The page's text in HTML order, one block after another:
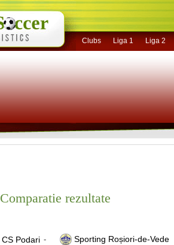
Clubs Liga 1 Liga 2
Comparatie rezultate
CS Podari - Sporting Roșiori-de-Vede